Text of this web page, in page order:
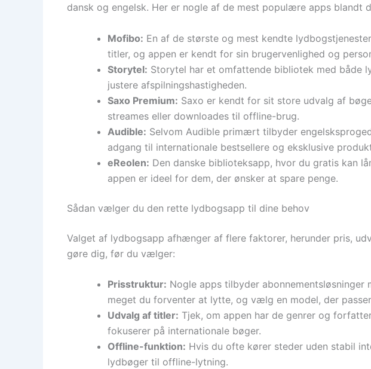
dansk og engelsk. Her er nogle af de mest populære apps blandt
Mofibo: En af de største og mest kendte
titler, og appen er kendt for sin brugervenlighed og
Storytel: Storytel har et omfattende bibliotek med både
justere afspilningshastigheden.
Saxo Premium: Saxo er kendt for sit store udvalg af
streames eller downloades til offline-brug.
Audible: Selvom Audible primært tilbyder
adgang til internationale bestsellere og eksklusive
eReolen: Den danske biblioteksapp, hvor du gratis kan
appen er ideel for dem, der ønsker at spare penge.
Sådan vælger du den rette lydbogsapp til dine behov
Valget af lydbogsapp afhænger af flere faktorer, herunder pris,
gøre dig, før du vælger:
Prisstruktur: Nogle apps tilbyder
meget du forventer at lytte, og vælg en model, der
Udvalg af titler: Tjek, om appen har de genrer og
fokuserer på internationale bøger.
Offline-funktion: Hvis du ofte kører steder uden stabil
lydbøger til offline-lytning.